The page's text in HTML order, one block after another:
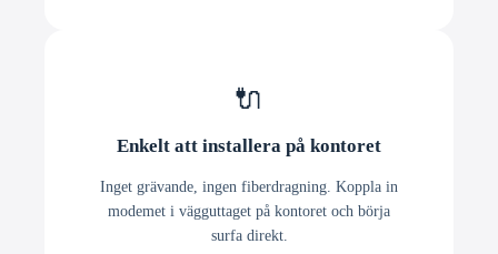
🔌
Enkelt att installera på kontoret
Inget grävande, ingen fiberdragning. Koppla in
modemet i vägguttaget på kontoret och börja
surfa direkt.